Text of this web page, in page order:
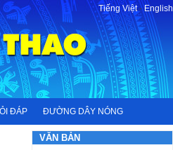
Tiếng Việt-English
ĐÁP ĐƯỜNG DÂY NÓNG
VĂN BẢN